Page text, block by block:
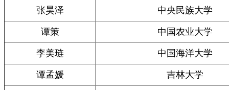
张昊泽 中央民族大学
谭策 中国农业大学
李美琏 中国海洋大学
谭孟媛 吉林大学